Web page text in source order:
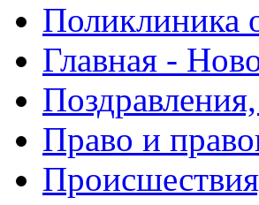
Поликлиника
Главная -
Право и